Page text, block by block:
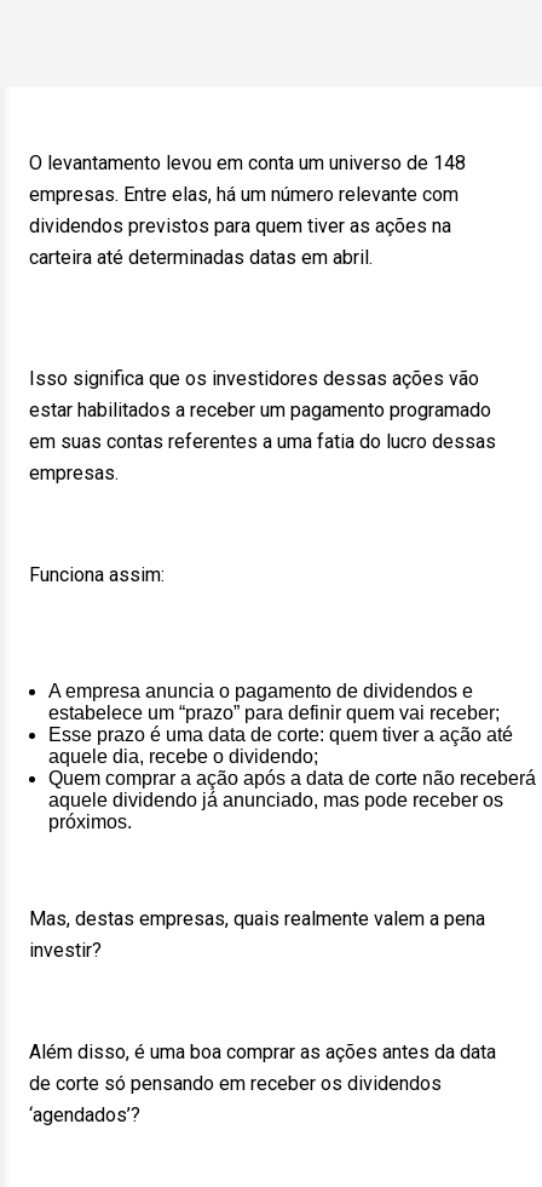
O levantamento levou em conta um universo de 148
empresas. Entre elas, há um número relevante com
dividendos previstos para quem tiver as ações na
carteira até determinadas datas em abril.
Isso significa que os investidores dessas ações vão
estar habilitados a receber um pagamento programado
em suas contas referentes a uma fatia do lucro dessas
empresas.
Funciona assim:
A empresa anuncia o pagamento de dividendos e
estabelece um “prazo” para definir quem vai receber;
Esse prazo é uma data de corte: quem tiver a ação até
aquele dia, recebe o dividendo;
Quem comprar a ação após a data de corte não receberá
aquele dividendo já anunciado, mas pode receber os
próximos.
Mas, destas empresas, quais realmente valem a pena
investir?
Além disso, é uma boa comprar as ações antes da data
de corte só pensando em receber os dividendos
‘agendados’?